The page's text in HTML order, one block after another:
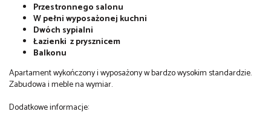
Przestronnego salonu
W pełni wyposażonej kuchni
Dwóch sypialni
Łazienki z prysznicem
Balkonu
Apartament wykończony i wyposażony w bardzo wysokim standardzie.
Zabudowa i meble na wymiar.
Dodatkowe informacje: